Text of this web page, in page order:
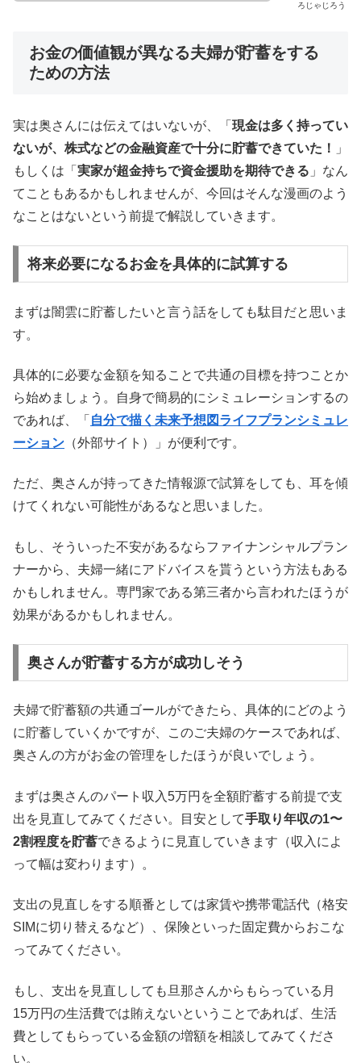
ろじゃじろう
お金の価値観が異なる夫婦が貯蓄をする
ための方法
実は奥さんには伝えてはいないが、「 現金は多く持ってい
ないが、株式などの金融資産で十分に貯蓄できていた！
」
もしくは「 実家が超金持ちで資金援助を期待できる 」なん
てこともあるかもしれませんが、今回はそんな漫画のよう
なことはないという前提で解説していきます。
将来必要になるお金を具体的に試算する
まずは闇雲に貯蓄したいと言う話をしても駄目だと思いま
す。
具体的に必要な金額を知ることで共通の目標を持つことか
ら始めましょう。自身で簡易的にシミュレーションするの
であれば、「 自分で描く未来予想図ライフプランシミュレ
ーション （外部サイト）」が便利です。
ただ、奥さんが持ってきた情報源で試算をしても、耳を傾
けてくれない可能性があるなと思いました。
もし、そういった不安があるならファイナンシャルプラン
ナーから、夫婦一緒にアドバイスを貰うという方法もある
かもしれません。専門家である第三者から言われたほうが
効果があるかもしれません。
奥さんが貯蓄する方が成功しそう
夫婦で貯蓄額の共通ゴールができたら、具体的にどのよう
に貯蓄していくかですが、このご夫婦のケースであれば、
奥さんの方がお金の管理をしたほうが良いでしょう。
まずは奥さんのパート収入5万円を全額貯蓄する前提で支
出を見直してみてください。目安として手取り年収の1〜
2割程度を貯蓄できるように見直していきます（収入によ
って幅は変わります）。
支出の見直しをする順番としては家賃や携帯電話代（格安
SIMに切り替えるなど）、保険といった固定費からおこな
ってみてください。
もし、支出を見直ししても旦那さんからもらっている月
15万円の生活費では賄えないということであれば、生活
費としてもらっている金額の増額を相談してみてくださ
い。